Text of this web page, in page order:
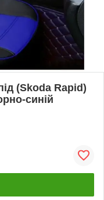
(Skoda Rapid)
синій